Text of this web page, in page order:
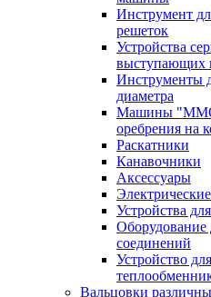
Инструмент
решеток
Устройства
выступающих
Инструменты
диаметра
Машины "ММО-
оребрения на
Раскатники
Канавочники
Аксессуары
Устройства
Оборудование
соединений
Устройство
Вальцовки